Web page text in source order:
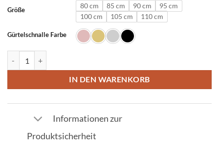
Größe 80 cm 85 cm 90 cm
95 cm
100 cm
105 cm 110 cm
Gürtelschnalle Farbe
IN DEN WARENKORB
Informationen zur
Produktsicherheit